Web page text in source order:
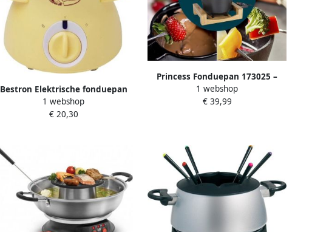
Bestron Elektrische fonduepan
Mini-chocoladefondueset
inclusief 10 spiesen 10 vorken en
1 webshop
€ 20,30
Princess Fonduepan 173025 –
Elektrische fondueset 8 personen
Geschikt voor kaas olie chocolade
1 webshop
€ 39,99